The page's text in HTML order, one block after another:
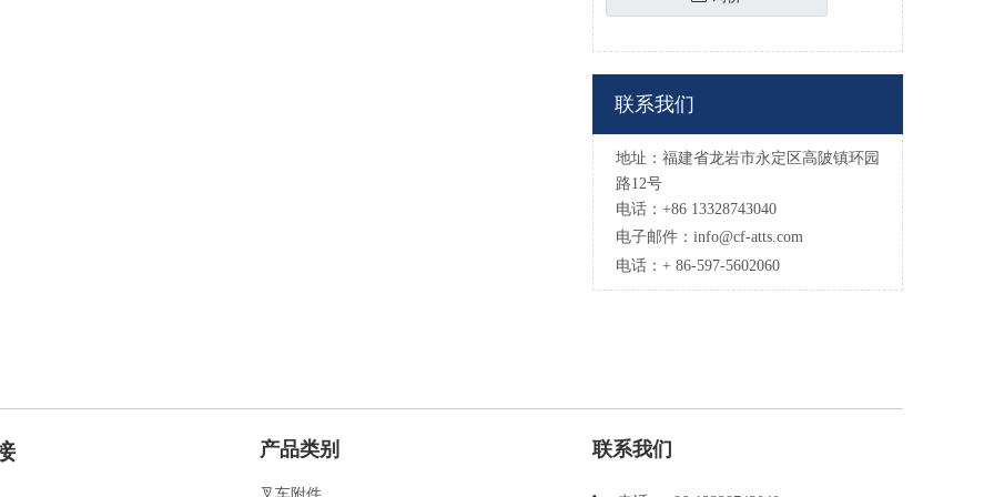
联系我们
地址：福建省龙岩市永定区高陂镇环园
路12号
电话：+86 13328743040
电子邮件： info@cf-atts.com
电话：+ 86-597-5602060
产品类别 联系我们